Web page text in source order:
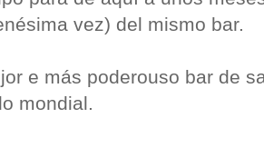
vez) del mismo bar.
e más poderouso bar de
mondial.